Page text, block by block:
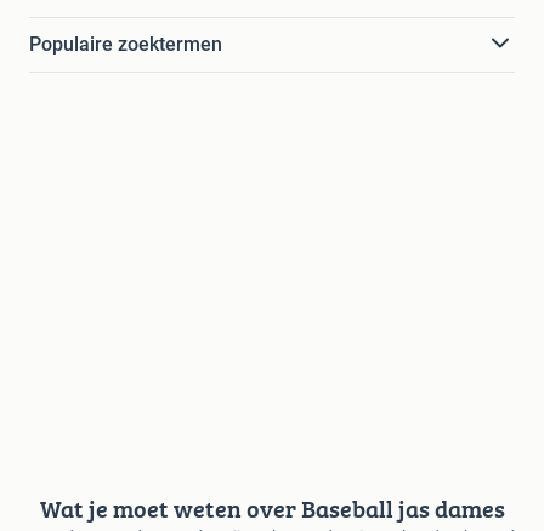
Populaire zoektermen
Wat je moet weten over Baseball jas dames